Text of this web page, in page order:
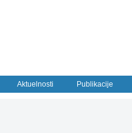
Aktuelnosti Publikacije